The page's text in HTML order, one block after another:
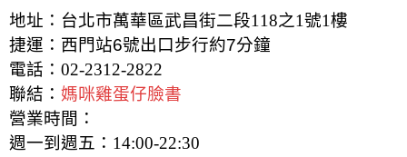
地址：台北市萬華區武昌街二段118之1號1樓
捷運：西門站6號出口步行約7分鐘
電話：02-2312-2822
聯結： 媽咪雞蛋仔臉書
營業時間：
週一到週五：14:00-22:30